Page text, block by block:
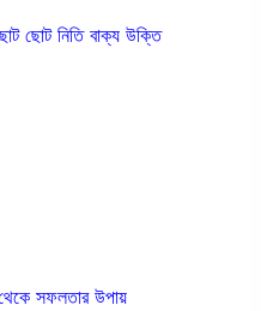
নিতি বাক্য উক্তি
সফলতার উপায়